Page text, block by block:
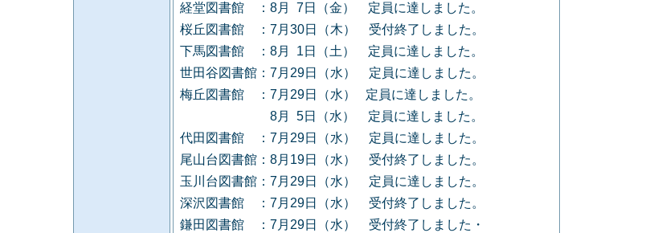
経堂図書館 ：8月 7日（金） 定員に達しました。
桜丘図書館 ：7月30日（木） 受付終了しました。
下馬図書館 ：8月 1日（土） 定員に達しました。
世田谷図書館：7月29日（水） 定員に達しました。
梅丘図書館 ：7月29日（水） 定員に達しました。
8月 5日（水） 定員に達しました。
代田図書館 ：7月29日（水） 定員に達しました。
尾山台図書館：8月19日（水） 受付終了しました。
玉川台図書館：7月29日（水） 定員に達しました。
深沢図書館 ：7月29日（水） 受付終了しました。
鎌田図書館 ：7月29日（水） 受付終了しました・